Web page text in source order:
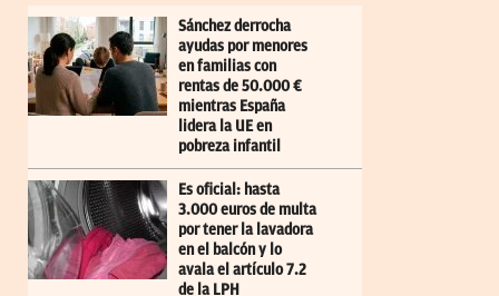
Sánchez derrocha
ayudas por menores
en familias con
rentas de 50.000 €
mientras España
lidera la UE en
pobreza infantil
Es oficial: hasta
3.000 euros de multa
por tener la lavadora
en el balcón y lo
avala el artículo 7.2
de la LPH